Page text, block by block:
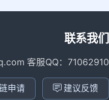
联系我们
客服QQ：71062910
申请 建议反馈